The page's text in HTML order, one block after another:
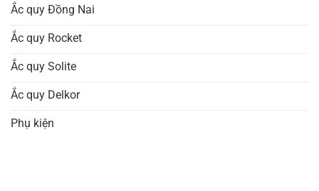
Ắc quy Đồng Nai
Ắc quy Rocket
Ắc quy Solite
Ắc quy Delkor
Phụ kiện